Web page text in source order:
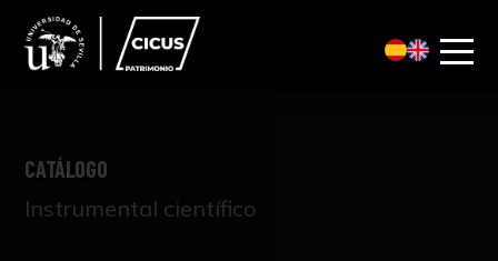
CATÁLOGO
Instrumental científico